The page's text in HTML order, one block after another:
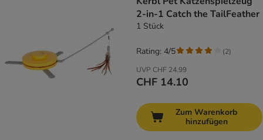
2-in-1 Catch the TailFeather
1 Stück
UVP CHF 24.99
CHF 14.10
Rating: 4/5 (2)
Zum Warenkorb
hinzufügen